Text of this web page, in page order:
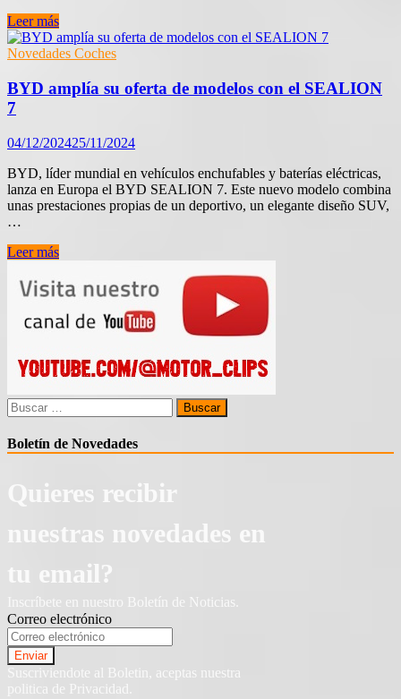
BYD
lanza
el
SEALION
7
Leer más
Novedades Coches
BYD amplía su oferta de modelos con el SEALION
7
04/12/202425/11/2024
BYD, líder mundial en vehículos enchufables y baterías eléctricas,
lanza en Europa el BYD SEALION 7. Este nuevo modelo combina
unas prestaciones propias de un deportivo, un elegante diseño SUV,
…
BYD
oferta
modelos
SEALION
7
Leer más
Buscar:
Boletín de Novedades
Quieres recibir
nuestras novedades en
tu email?
Inscríbete en nuestro Boletín de Noticias.
Correo electrónico
Suscriviendote al Boletin, aceptas nuestra
politica de Privacidad.